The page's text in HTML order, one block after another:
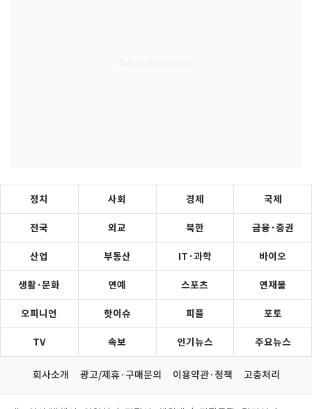
정치 사회 경제 국제
전국 외교 북한 금융·증권
산업 부동산 IT·과학 바이오
생활·문화 연예 스포츠 연재물
오피니언 핫이슈 피플 포토
TV 속보 인기뉴스 주요뉴스
회사소개 광고/제휴·구매문의 이용약관·정책 고충처리